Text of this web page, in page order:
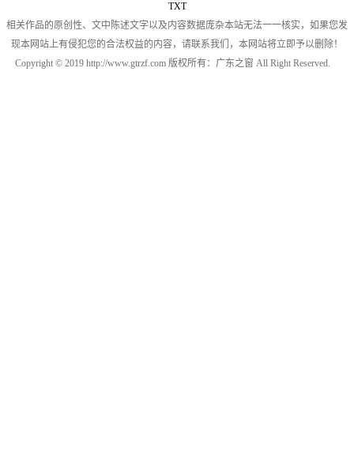
TXT
相关作品的原创性、文中陈述文字以及内容数据庞杂本站无法一一核实，如果您发
现本网站上有侵犯您的合法权益的内容，请联系我们，本网站将立即予以删除！
Copyright © 2019 http://www.gtrzf.com 版权所有：广东之窗 All Right Reserved.